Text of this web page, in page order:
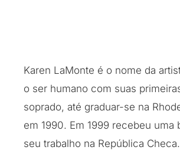
Karen LaMonte é o nome da
o ser humano com suas
soprado, até graduar-se na
em 1990. Em 1999 recebeu uma
seu trabalho na República